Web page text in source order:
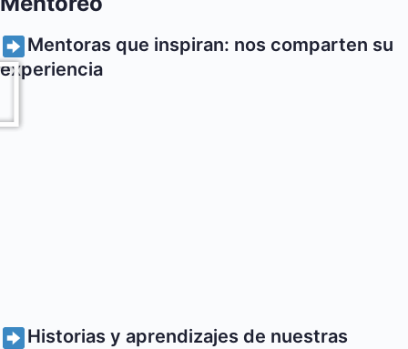
Mentoras que inspiran: nos comparten su
experiencia
Historias y aprendizajes de nuestras